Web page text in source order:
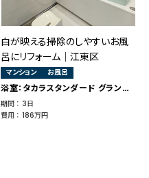
白が映える掃除のしやすいお風
呂にリフォーム｜江東区
マンション お風呂
浴室：タカラスタンダード グランスパ
期間 ： 3日
費用 ： 186万円